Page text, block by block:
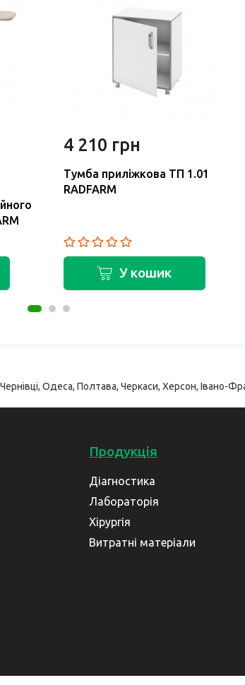
4 210 грн
Тумба приліжкова ТП 1.01
RADFARM
У кошик
Одеса, Полтава, Черкаси, Херсон, Івано-
Продукція
Діагностика
Лабораторія
Хірургія
Витратні матеріали